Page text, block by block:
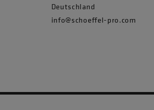
Deutschland
info@schoeffel-pro.com